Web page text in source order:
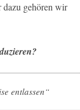
gehören wir
entlassen“